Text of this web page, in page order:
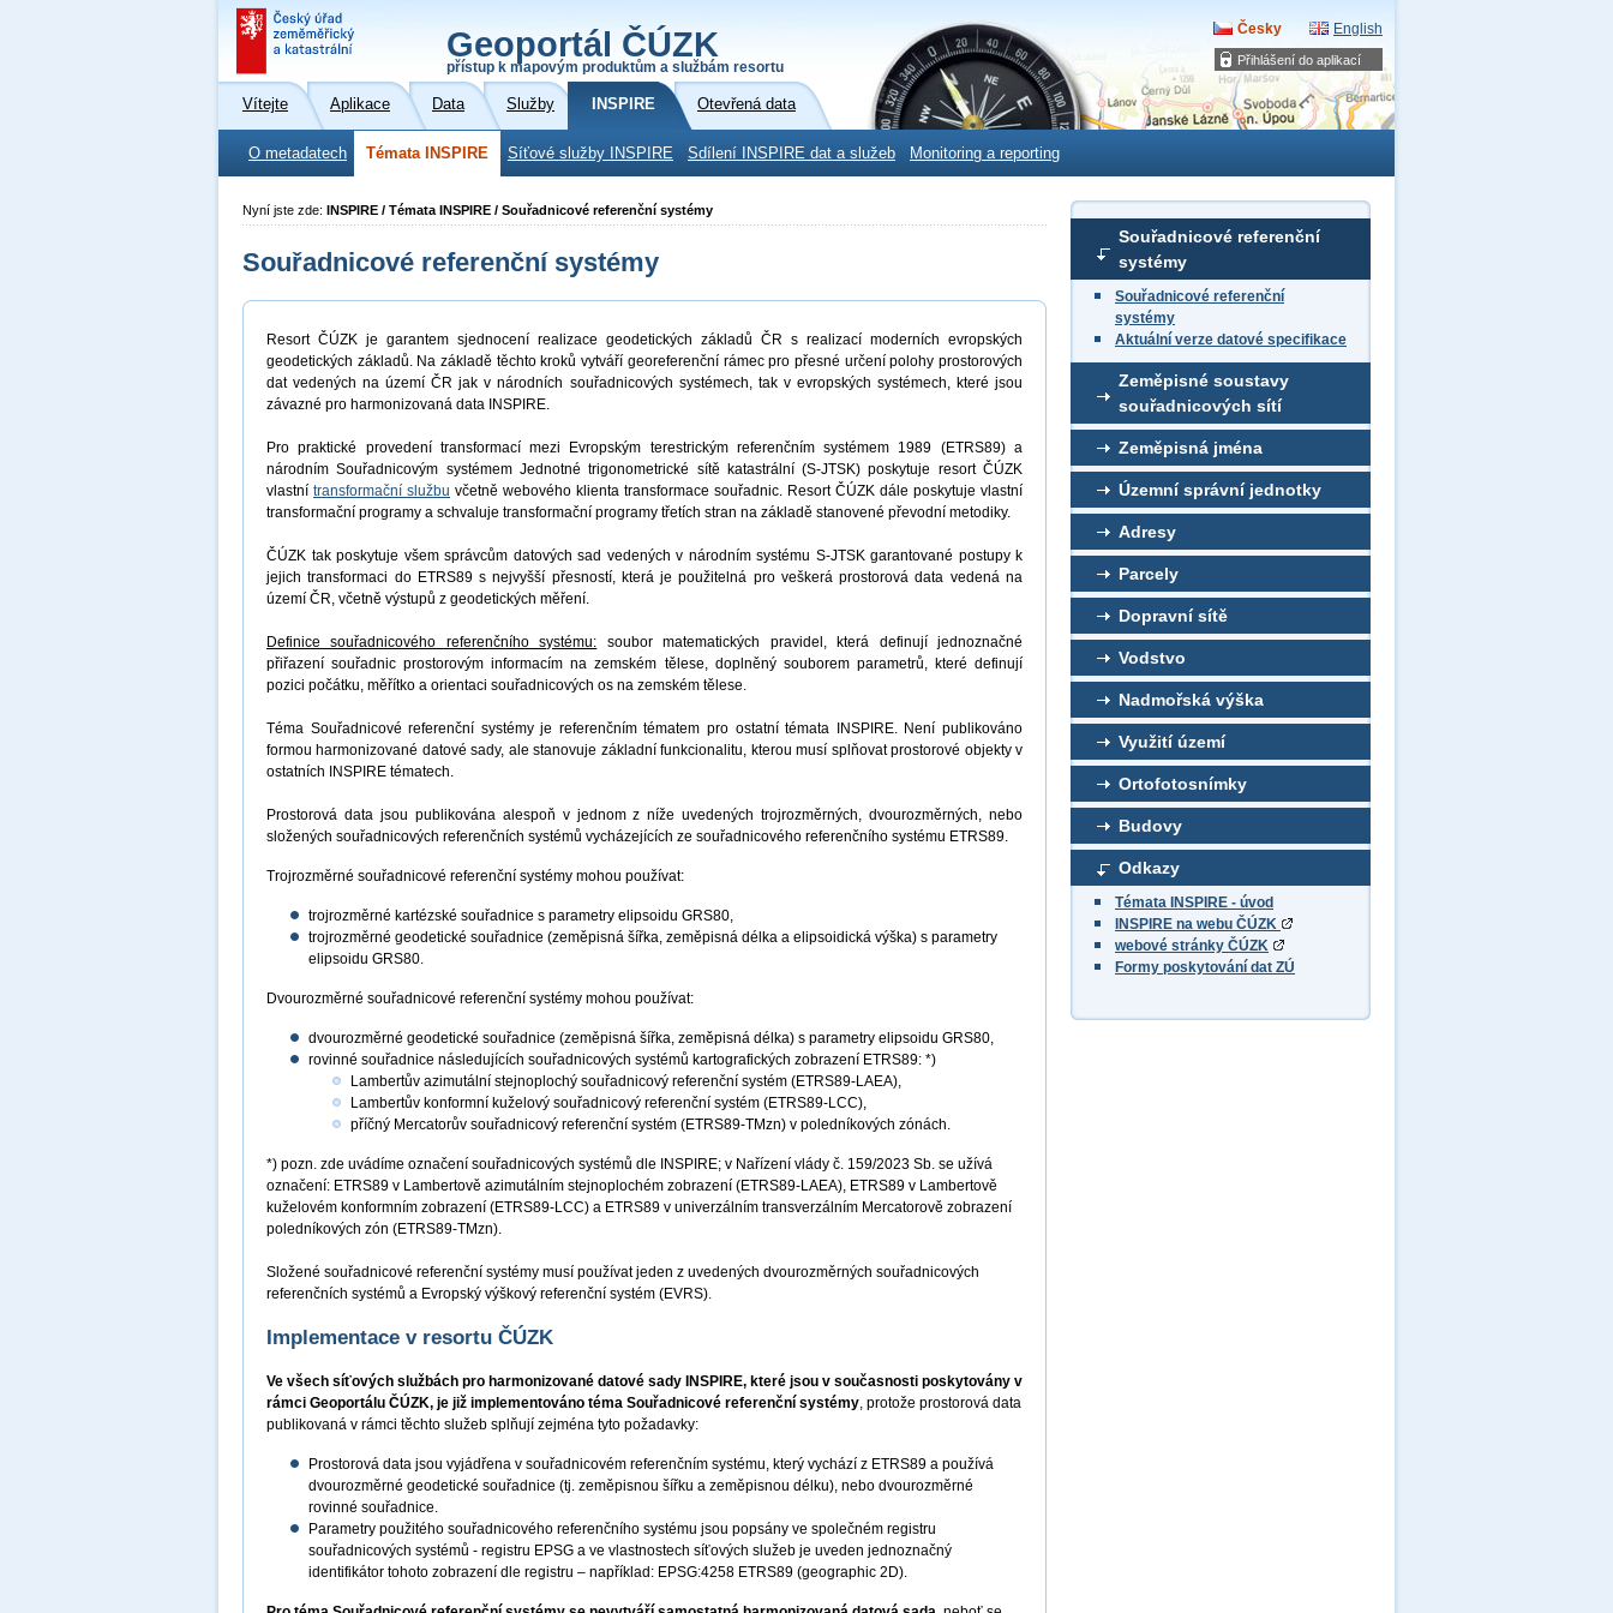
Přihlášení do aplikací
Geoportál ČÚZK
přístup k mapovým produktům a službám resortu
Česky English
Vítejte Aplikace Data Služby INSPIRE Otevřená data
O metadatech Témata INSPIRE Síťové služby INSPIRE Sdílení INSPIRE dat a služeb Monitoring a reporting
Souřadnicové referenční
systémy
Souřadnicové referenční
systémy
Aktuální verze datové specifikace
Zeměpisné soustavy
souřadnicových sítí
Zeměpisná jména
Územní správní jednotky
Adresy
Parcely
Dopravní sítě
Vodstvo
Nadmořská výška
Využití území
Ortofotosnímky
Budovy
Odkazy
Témata INSPIRE - úvod
INSPIRE na webu ČÚZK
webové stránky ČÚZK
Formy poskytování dat ZÚ
Nyní jste zde: INSPIRE / Témata INSPIRE / Souřadnicové referenční systémy
Souřadnicové referenční systémy
Resort ČÚZK je garantem sjednocení realizace geodetických základů ČR s realizací moderních evropských
geodetických základů. Na základě těchto kroků vytváří georeferenční rámec pro přesné určení polohy prostorových
dat vedených na území ČR jak v národních souřadnicových systémech, tak v evropských systémech, které jsou
závazné pro harmonizovaná data INSPIRE.
Pro praktické provedení transformací mezi Evropským terestrickým referenčním systémem 1989 (ETRS89) a
národním Souřadnicovým systémem Jednotné trigonometrické sítě katastrální (S-JTSK) poskytuje resort ČÚZK
vlastní transformační službu včetně webového klienta transformace souřadnic. Resort ČÚZK dále poskytuje vlastní
transformační programy a schvaluje transformační programy třetích stran na základě stanovené převodní metodiky.
ČÚZK tak poskytuje všem správcům datových sad vedených v národním systému S-JTSK garantované postupy k
jejich transformaci do ETRS89 s nejvyšší přesností, která je použitelná pro veškerá prostorová data vedená na
území ČR, včetně výstupů z geodetických měření.
Definice souřadnicového referenčního systému: soubor matematických pravidel, která definují jednoznačné
přiřazení souřadnic prostorovým informacím na zemském tělese, doplněný souborem parametrů, které definují
pozici počátku, měřítko a orientaci souřadnicových os na zemském tělese.
Téma Souřadnicové referenční systémy je referenčním tématem pro ostatní témata INSPIRE. Není publikováno
formou harmonizované datové sady, ale stanovuje základní funkcionalitu, kterou musí splňovat prostorové objekty v
ostatních INSPIRE tématech.
Prostorová data jsou publikována alespoň v jednom z níže uvedených trojrozměrných, dvourozměrných, nebo
složených souřadnicových referenčních systémů vycházejících ze souřadnicového referenčního systému ETRS89.
Trojrozměrné souřadnicové referenční systémy mohou používat:
trojrozměrné kartézské souřadnice s parametry elipsoidu GRS80,
trojrozměrné geodetické souřadnice (zeměpisná šířka, zeměpisná délka a elipsoidická výška) s parametry
elipsoidu GRS80.
Dvourozměrné souřadnicové referenční systémy mohou používat:
dvourozměrné geodetické souřadnice (zeměpisná šířka, zeměpisná délka) s parametry elipsoidu GRS80,
rovinné souřadnice následujících souřadnicových systémů kartografických zobrazení ETRS89: *)
Lambertův azimutální stejnoplochý souřadnicový referenční systém (ETRS89-LAEA),
Lambertův konformní kuželový souřadnicový referenční systém (ETRS89-LCC),
příčný Mercatorův souřadnicový referenční systém (ETRS89-TMzn) v poledníkových zónách.
*) pozn. zde uvádíme označení souřadnicových systémů dle INSPIRE; v Nařízení vlády č. 159/2023 Sb. se užívá
označení: ETRS89 v Lambertově azimutálním stejnoplochém zobrazení (ETRS89-LAEA), ETRS89 v Lambertově
kuželovém konformním zobrazení (ETRS89-LCC) a ETRS89 v univerzálním transverzálním Mercatorově zobrazení
poledníkových zón (ETRS89-TMzn).
Složené souřadnicové referenční systémy musí používat jeden z uvedených dvourozměrných souřadnicových
referenčních systémů a Evropský výškový referenční systém (EVRS).
Implementace v resortu ČÚZK
Ve všech síťových službách pro harmonizované datové sady INSPIRE, které jsou v současnosti poskytovány v
rámci Geoportálu ČÚZK, je již implementováno téma Souřadnicové referenční systémy, protože prostorová data
publikovaná v rámci těchto služeb splňují zejména tyto požadavky:
Prostorová data jsou vyjádřena v souřadnicovém referenčním systému, který vychází z ETRS89 a používá
dvourozměrné geodetické souřadnice (tj. zeměpisnou šířku a zeměpisnou délku), nebo dvourozměrné
rovinné souřadnice.
Parametry použitého souřadnicového referenčního systému jsou popsány ve společném registru
souřadnicových systémů - registru EPSG a ve vlastnostech síťových služeb je uveden jednoznačný
identifikátor tohoto zobrazení dle registru – například: EPSG:4258 ETRS89 (geographic 2D).